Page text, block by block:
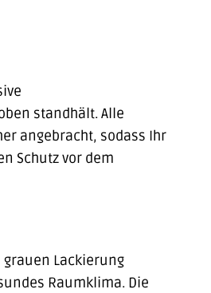
standhält. Alle
angebracht, sodass Ihr
Schutz vor dem
Lackierung
Raumklima. Die